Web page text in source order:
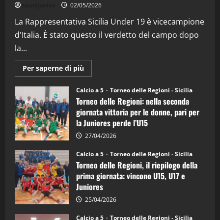
08/04/2026
02/05/2026
La Rappresentativa Sicilia Under 19 è vicecampione
d'Italia. È stato questo il verdetto del campo dopo
la...
Per saperne di più
informazioni
Torneo
delle
Regioni
di
calcio
a
5:
la
Juniores
è
vicecampione
d’Italia
Calcio a 5 Torneo delle Regioni - Sicilia
Torneo delle Regioni: nella seconda
giornata vittoria per le donne, pari per
la Juniores perde l’U15
27/04/2026
Calcio a 5 Torneo delle Regioni - Sicilia
Torneo delle Regioni, il riepilogo della
prima giornata: vincono U15, U17 e
Juniores
25/04/2026
Calcio a 5 Torneo delle Regioni - Sicilia